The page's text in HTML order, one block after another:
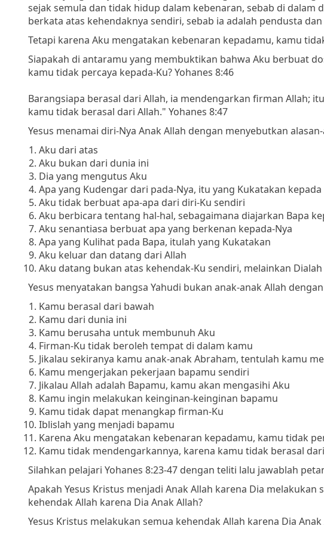
sejak semula dan tidak hidup dalam kebenaran, sebab di dalam
berkata atas kehendaknya sendiri, sebab ia adalah pendusta
Tetapi karena Aku mengatakan kebenaran kepadamu, kamu
Siapakah di antaramu yang membuktikan bahwa Aku berbuat
kamu tidak percaya kepada-Ku? Yohanes 8:46
Barangsiapa berasal dari Allah, ia mendengarkan firman Allah;
kamu tidak berasal dari Allah." Yohanes 8:47
Yesus menamai diri-Nya Anak Allah dengan menyebutkan
Aku dari atas
Aku bukan dari dunia ini
Dia yang mengutus Aku
Apa yang Kudengar dari pada-Nya, itu yang Kukatakan
Aku tidak berbuat apa-apa dari diri-Ku sendiri
Aku berbicara tentang hal-hal, sebagaimana diajarkan Bapa
Aku senantiasa berbuat apa yang berkenan kepada-Nya
Apa yang Kulihat pada Bapa, itulah yang Kukatakan
Aku keluar dan datang dari Allah
Aku datang bukan atas kehendak-Ku sendiri, melainkan
Yesus menyatakan bangsa Yahudi bukan anak-anak Allah
Kamu berasal dari bawah
Kamu dari dunia ini
Kamu berusaha untuk membunuh Aku
Firman-Ku tidak beroleh tempat di dalam kamu
Jikalau sekiranya kamu anak-anak Abraham, tentulah kamu
Kamu mengerjakan pekerjaan bapamu sendiri
Jikalau Allah adalah Bapamu, kamu akan mengasihi Aku
Kamu ingin melakukan keinginan-keinginan bapamu
Kamu tidak dapat menangkap firman-Ku
Iblislah yang menjadi bapamu
Karena Aku mengatakan kebenaran kepadamu, kamu tidak
Kamu tidak mendengarkannya, karena kamu tidak berasal
Silahkan pelajari Yohanes 8:23-47 dengan teliti lalu jawablah
Apakah Yesus Kristus menjadi Anak Allah karena Dia
kehendak Allah karena Dia Anak Allah?
Yesus Kristus melakukan semua kehendak Allah karena Dia Anak